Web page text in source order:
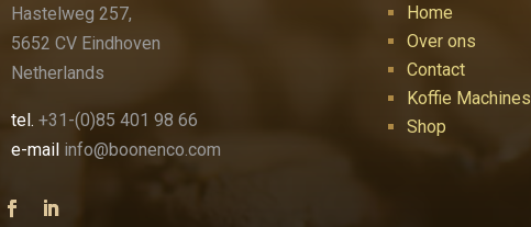
Hastelweg 257,
5652 CV Eindhoven
Netherlands
tel. +31-(0)85 401 98 66
e-mail info@boonenco.com
Home
Over ons
Contact
Koffie Machines
Shop